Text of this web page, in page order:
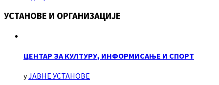
УСТАНОВЕ И ОРГАНИЗАЦИЈЕ
ЦЕНТАР ЗА КУЛТУРУ, ИНФОРМИСАЊЕ И СПОРТ
уЈАВНЕ УСТАНОВЕ